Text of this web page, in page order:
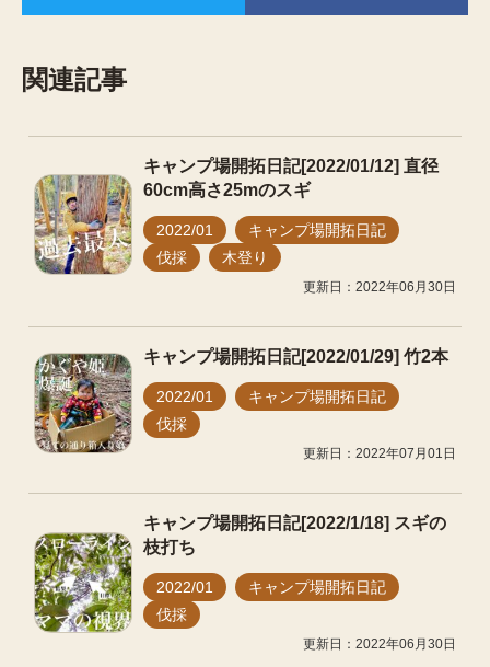
関連記事
キャンプ場開拓日記[2022/01/12] 直径
60cm高さ25mのスギ
2022/01
キャンプ場開拓日記
伐採
木登り
更新日：2022年06月30日
キャンプ場開拓日記[2022/01/29] 竹2本
2022/01
キャンプ場開拓日記
伐採
更新日：2022年07月01日
キャンプ場開拓日記[2022/1/18] スギの
枝打ち
2022/01
キャンプ場開拓日記
伐採
更新日：2022年06月30日